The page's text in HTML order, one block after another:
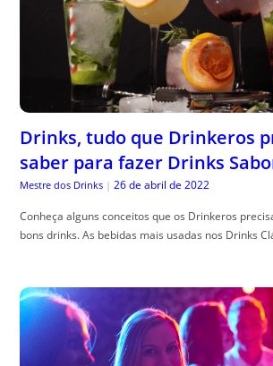
Drinks, tudo que Drinkeros
saber para fazer Drinks
Mestre dos Drinks | 26 de abril de 2022
Conheça alguns conceitos que os Drinkeros
bons drinks. As bebidas mais usadas nos Drinks